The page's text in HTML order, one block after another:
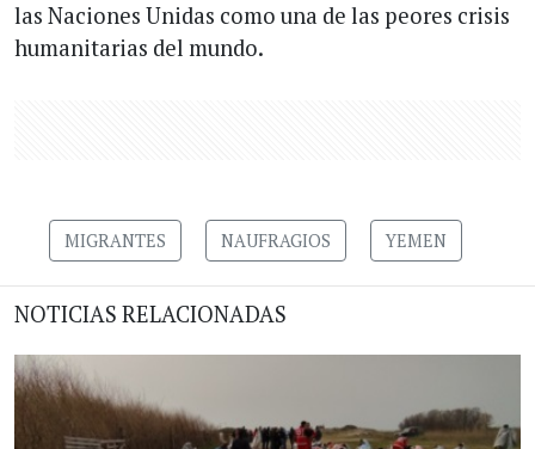
las Naciones Unidas como una de las peores crisis
humanitarias del mundo.
MIGRANTES NAUFRAGIOS YEMEN
NOTICIAS RELACIONADAS